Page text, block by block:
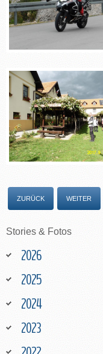
ZURÜCK WEITER
Stories & Fotos
2026
2025
2024
2023